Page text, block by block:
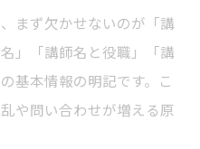
まず欠かせないのが「講
」「講師名と役職」「講
基本情報の明記です。こ
や問い合わせが増える原